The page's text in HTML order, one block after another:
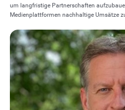
um langfristige Partnerschaften
Medienplattformen nachhaltige Umsätze